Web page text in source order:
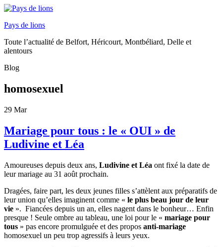
Pays de lions
Toute l’actualité de Belfort, Héricourt, Montbéliard, Delle et
alentours
Blog
homosexuel
29 Mar
Mariage pour tous : le « OUI » de
Ludivine et Léa
Amoureuses depuis deux ans, Ludivine et Léa ont fixé la date de
leur mariage au 31 août prochain.
Dragées, faire part, les deux jeunes filles s’attèlent aux préparatifs de
leur union qu’elles imaginent comme « le plus beau jour de leur
vie ». Fiancées depuis un an, elles nagent dans le bonheur… Enfin
presque ! Seule ombre au tableau, une loi pour le « mariage pour
tous » pas encore promulguée et des propos anti-mariage
homosexuel un peu trop agressifs à leurs yeux.